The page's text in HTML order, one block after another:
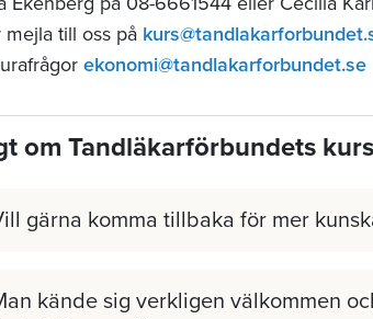
mejla till oss på
ekonomi@tandlakarforbundet.se
om Tandläkarförbundets
gärna komma tillbaka för mer
kände sig verkligen välkommen